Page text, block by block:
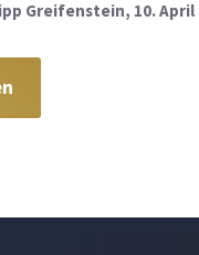
Greifenstein, 10. April